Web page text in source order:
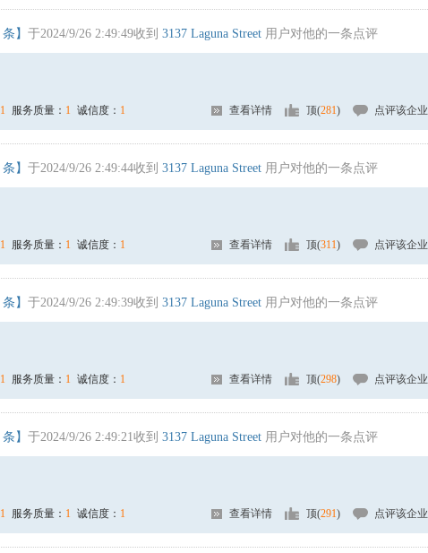
条】 于2024/9/26 2:49:49收到 3137 Laguna Street 用户对他的一条点评
1 服务质量： 1 诚信度： 1 查看详情 顶(281) 点评该企业
条】 于2024/9/26 2:49:44收到 3137 Laguna Street 用户对他的一条点评
1 服务质量： 1 诚信度： 1 查看详情 顶(311) 点评该企业
条】 于2024/9/26 2:49:39收到 3137 Laguna Street 用户对他的一条点评
1 服务质量： 1 诚信度： 1 查看详情 顶(298) 点评该企业
条】 于2024/9/26 2:49:21收到 3137 Laguna Street 用户对他的一条点评
1 服务质量： 1 诚信度： 1 查看详情 顶(291) 点评该企业